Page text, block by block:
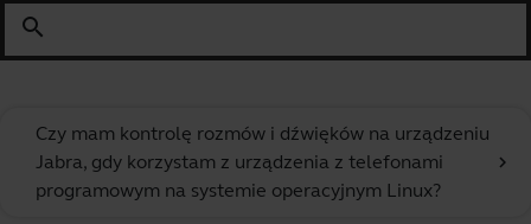
search
Czy mam kontrolę rozmów i dźwięków na urządzeniu
Jabra, gdy korzystam z urządzenia z telefonami
programowym na systemie operacyjnym Linux?
chevron_right